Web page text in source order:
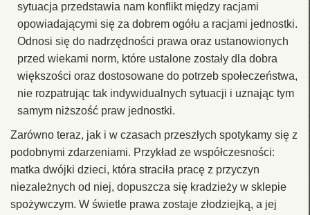
sytuacja przedstawia nam konflikt między racjami
opowiadającymi się za dobrem ogółu a racjami jednostki.
Odnosi się do nadrzędności prawa oraz ustanowionych
przed wiekami norm, które ustalone zostały dla dobra
większości oraz dostosowane do potrzeb społeczeństwa,
nie rozpatrując tak indywidualnych sytuacji i uznając tym
samym niższość praw jednostki.
Zarówno teraz, jak i w czasach przeszłych spotykamy się z
podobnymi zdarzeniami. Przykład ze współczesności:
matka dwójki dzieci, która straciła pracę z przyczyn
niezależnych od niej, dopuszcza się kradzieży w sklepie
spożywczym. W świetle prawa zostaje złodziejką, a jej